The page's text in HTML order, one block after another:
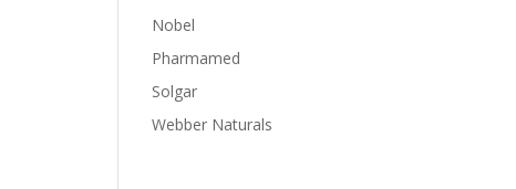
Nobel
Pharmamed
Solgar
Webber Naturals